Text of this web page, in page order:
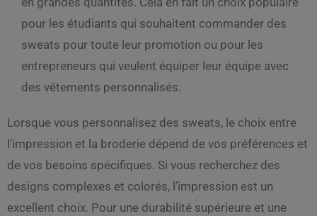
pour les étudiants qui souhaitent commander des
sweats pour toute leur promotion ou pour les
entrepreneurs qui veulent équiper leur équipe avec
des vêtements personnalisés.
Lorsque vous personnalisez des sweats, le choix entre
l’impression et la broderie dépend de vos préférences et
de vos besoins spécifiques. Si vous recherchez des
designs complexes et colorés, l’impression est un
excellent choix. Pour une durabilité supérieure et une